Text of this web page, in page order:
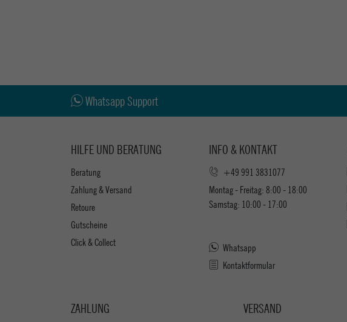
Whatsapp Support
HILFE UND BERATUNG
Beratung
Zahlung & Versand
Retoure
Gutscheine
Click & Collect
INFO & KONTAKT
+49 991 3831077
Montag - Freitag: 8:00 - 18:00
Samstag: 10:00 - 17:00
Whatsapp
Kontaktformular
ZAHLUNG VERSAND